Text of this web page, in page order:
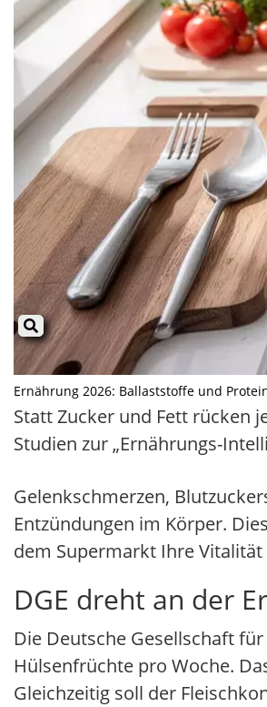
Ernährung 2026: Ballaststoffe und
Statt Zucker und Fett rücken
Studien zur „Ernährungs-
Gelenkschmerzen,
Entzündungen im Körper.
dem Supermarkt Ihre
DGE dreht an der
Die Deutsche Gesellschaft
Hülsenfrüchte pro Woche.
Gleichzeitig soll der